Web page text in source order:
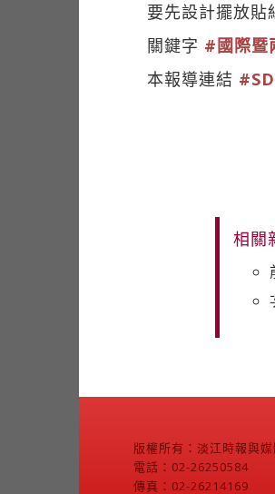
要先設計擺放貼
關鍵字 #國際暨
本報導連結
相關
版權所有：淡江時報與
電話：02-26250584
傳真：02-26214169